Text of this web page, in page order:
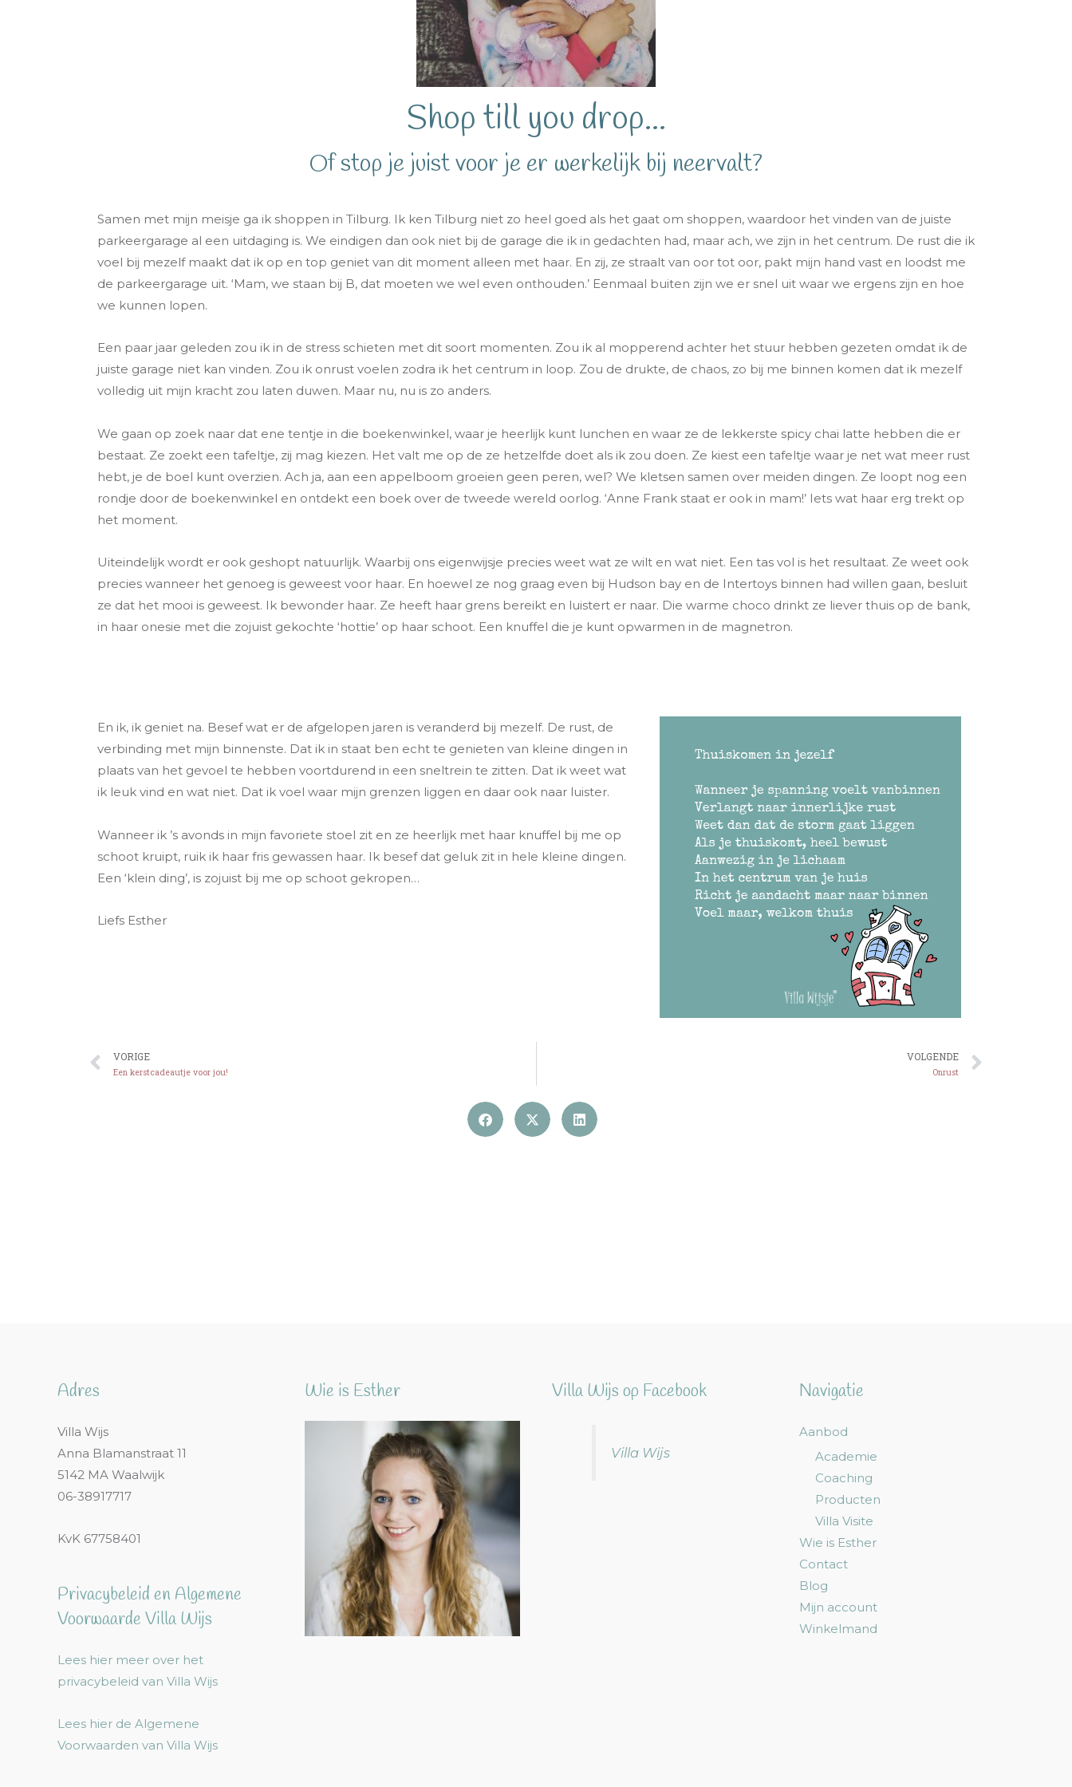
Shop till you drop...
Of stop je juist voor je er werkelijk bij neervalt?
Samen met mijn meisje ga ik shoppen in Tilburg. Ik ken Tilburg niet zo heel goed als het gaat om shoppen, waardoor het vinden van de juiste
parkeergarage al een uitdaging is. We eindigen dan ook niet bij de garage die ik in gedachten had, maar ach, we zijn in het centrum. De rust die ik
voel bij mezelf maakt dat ik op en top geniet van dit moment alleen met haar. En zij, ze straalt van oor tot oor, pakt mijn hand vast en loodst me
de parkeergarage uit. ‘Mam, we staan bij B, dat moeten we wel even onthouden.’ Eenmaal buiten zijn we er snel uit waar we ergens zijn en hoe
we kunnen lopen.
Een paar jaar geleden zou ik in de stress schieten met dit soort momenten. Zou ik al mopperend achter het stuur hebben gezeten omdat ik de
juiste garage niet kan vinden. Zou ik onrust voelen zodra ik het centrum in loop. Zou de drukte, de chaos, zo bij me binnen komen dat ik mezelf
volledig uit mijn kracht zou laten duwen. Maar nu, nu is zo anders.
We gaan op zoek naar dat ene tentje in die boekenwinkel, waar je heerlijk kunt lunchen en waar ze de lekkerste spicy chai latte hebben die er
bestaat. Ze zoekt een tafeltje, zij mag kiezen. Het valt me op de ze hetzelfde doet als ik zou doen. Ze kiest een tafeltje waar je net wat meer rust
hebt, je de boel kunt overzien. Ach ja, aan een appelboom groeien geen peren, wel? We kletsen samen over meiden dingen. Ze loopt nog een
rondje door de boekenwinkel en ontdekt een boek over de tweede wereld oorlog. ‘Anne Frank staat er ook in mam!’ Iets wat haar erg trekt op
het moment.
Uiteindelijk wordt er ook geshopt natuurlijk. Waarbij ons eigenwijsje precies weet wat ze wilt en wat niet. Een tas vol is het resultaat. Ze weet ook
precies wanneer het genoeg is geweest voor haar. En hoewel ze nog graag even bij Hudson bay en de Intertoys binnen had willen gaan, besluit
ze dat het mooi is geweest. Ik bewonder haar. Ze heeft haar grens bereikt en luistert er naar. Die warme choco drinkt ze liever thuis op de bank,
in haar onesie met die zojuist gekochte ‘hottie’ op haar schoot. Een knuffel die je kunt opwarmen in de magnetron.
En ik, ik geniet na. Besef wat er de afgelopen jaren is veranderd bij mezelf. De rust, de
verbinding met mijn binnenste. Dat ik in staat ben echt te genieten van kleine dingen in
plaats van het gevoel te hebben voortdurend in een sneltrein te zitten. Dat ik weet wat
ik leuk vind en wat niet. Dat ik voel waar mijn grenzen liggen en daar ook naar luister.
Wanneer ik ’s avonds in mijn favoriete stoel zit en ze heerlijk met haar knuffel bij me op
schoot kruipt, ruik ik haar fris gewassen haar. Ik besef dat geluk zit in hele kleine dingen.
Een ‘klein ding’, is zojuist bij me op schoot gekropen…
Liefs Esther
VORIGE
Een kerstcadeautje voor jou!
VOLGENDE
Onrust
Adres
Villa Wijs
Anna Blamanstraat 11
5142 MA Waalwijk
06-38917717
KvK 67758401
Privacybeleid en Algemene
Voorwaarde Villa Wijs
Lees hier meer over het
privacybeleid van Villa Wijs
Lees hier de Algemene
Voorwaarden van Villa Wijs
Wie is Esther Villa Wijs op Facebook
Villa Wijs
Navigatie
Aanbod
Academie
Coaching
Producten
Villa Visite
Wie is Esther
Contact
Blog
Mijn account
Winkelmand